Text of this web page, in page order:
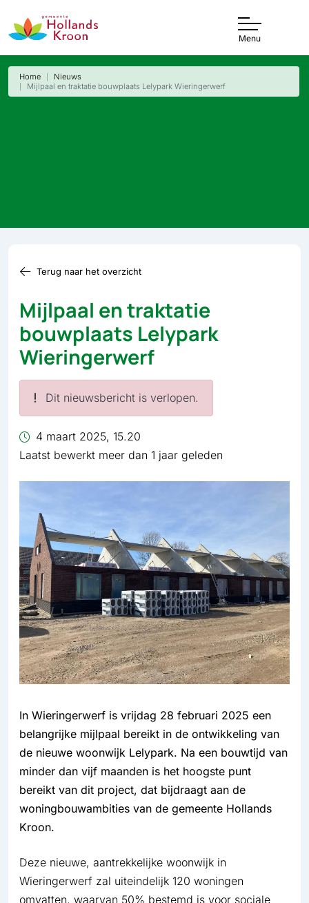
Menu
Home
Nieuws
Mijlpaal en traktatie bouwplaats Lelypark Wieringerwerf
Terug naar het overzicht
Mijlpaal en traktatie
bouwplaats Lelypark
Wieringerwerf
Dit nieuwsbericht is verlopen.
4 maart 2025, 15.20
Laatst bewerkt meer dan 1 jaar geleden
In Wieringerwerf is vrijdag 28 februari 2025 een
belangrijke mijlpaal bereikt in de ontwikkeling van
de nieuwe woonwijk Lelypark. Na een bouwtijd van
minder dan vijf maanden is het hoogste punt
bereikt van dit project, dat bijdraagt aan de
woningbouwambities van de gemeente Hollands
Kroon.
Deze nieuwe, aantrekkelijke woonwijk in
Wieringerwerf zal uiteindelijk 120 woningen
omvatten, waarvan 50% bestemd is voor sociale